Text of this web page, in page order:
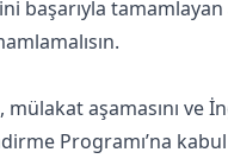
tamamlayan
aşamasını ve
Programı’na